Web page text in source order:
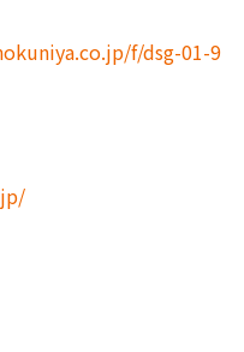
f/dsg-01-9